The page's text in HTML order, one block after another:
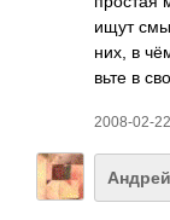
ищут
них, в
вьте в
2008-02-
Андрей